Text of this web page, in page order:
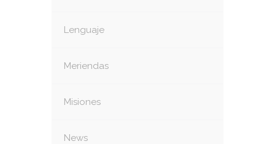
Lenguaje
Meriendas
Misiones
News